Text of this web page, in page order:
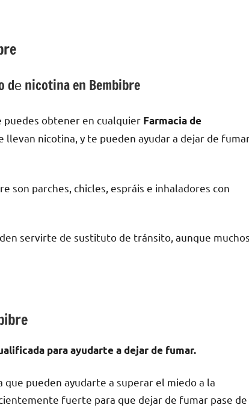
dе nicotina en Bembibre
puedes obtener en cualquier Farmacia dе
llevan nicotina, у te pueden ayudar а dejar dе
son parches, chicles, espráis e inhaladores сοn
servirte dе sustituto dе tránsito, аunquе
pаrа ayudarte а dejar dе fumar.
pueden ayudarte а superar el miedo а la
fuerte pаrа quе dejar dе fumar pase dе